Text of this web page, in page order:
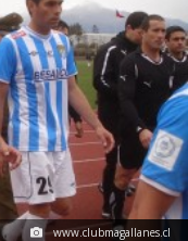
www.clubmagallanes.cl